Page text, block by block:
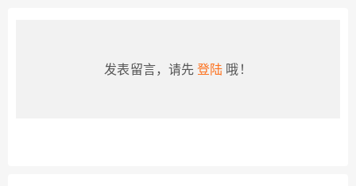
发表留言，请先登陆 哦！